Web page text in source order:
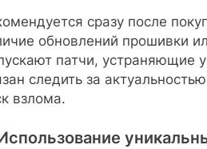
сразу после
обновлений прошивки
патчи, устраняющие
следить за
взлома.